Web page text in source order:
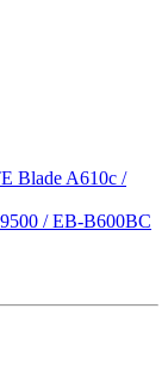
Blade A610c /
/ EB-B600BC